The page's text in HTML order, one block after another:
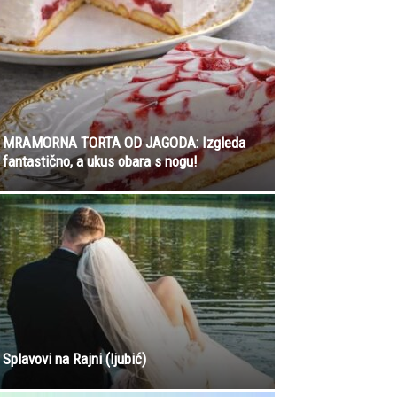
MRAMORNA TORTA OD JAGODA: Izgleda
fantastično, a ukus obara s nogu!
Splavovi na Rajni (ljubić)